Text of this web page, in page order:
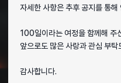
자세한 사항은 추후 공지를 통해
100일이라는 여정을 함께해 주
앞으로도 많은 사랑과 관심 부탁
감사합니다.